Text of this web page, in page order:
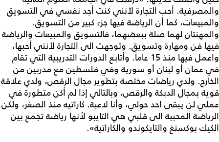
والمصرفية. أحب التجارة لأنني كنت أجد نفسي في التسويق
والمبيعات، كما أن الرياضة فيها جزء كبير من التسويق.
والمهنتان لهما صلة ببعضهما، فالتسويق والمبيعات والرياضة
فيها فن ومهارة وتسويق. وتوجهت الى التجارة لأنني أحبها،
واعمل فيها منذ 15 عاماً. وأتابع الدورات التدريبية التي تقام
في عمان أو لبنان أو سورية وفي فلسطين مع مدربين من
الخارج. ولدي رياضات مختصة بتطوير مجال الرقص، ولدي علاقة
قوية بمجال الدبكة والرقص، وبالتالي إذا لم أكن متطورة في
عملي لن يبقى احد حولي، وأنا لاعبة. كاراتيه منذ الصغر، ولكن
الرياضة المحببة الى قلبي هي التايبو لأنها رياضة تجمع بين
الكيك بوكسنغ والتايكوندو والكاراتية».